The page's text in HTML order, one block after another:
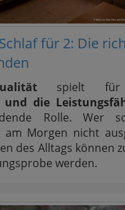
für 2: Die
spielt
und die
Rolle. Wer
Morgen nicht
des Alltags können
werden.